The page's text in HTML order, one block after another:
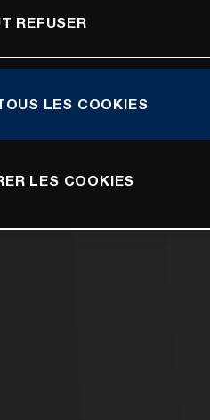
REFUSER
LES COOKIES
LES COOKIES